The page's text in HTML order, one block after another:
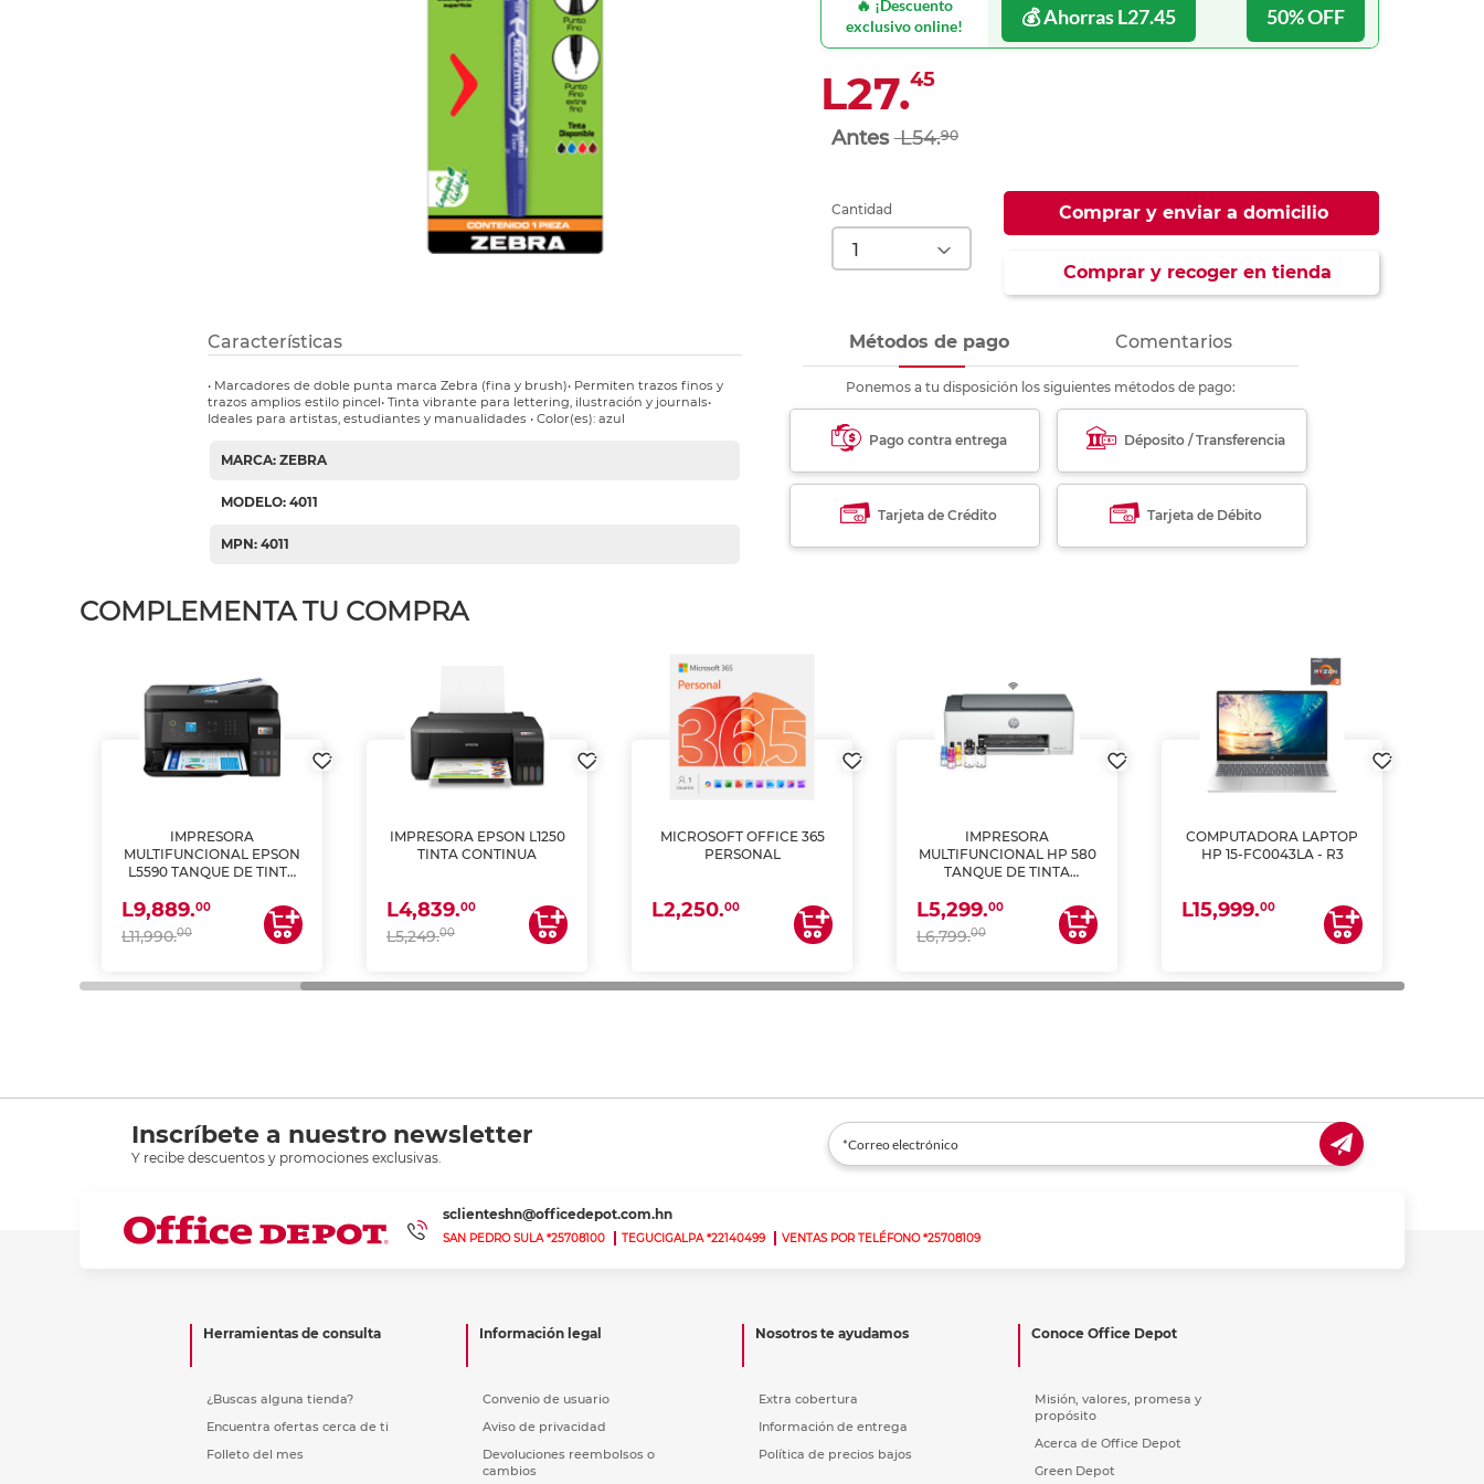
Ver más
Ver más
Ver más
Etiquetas inkjet y láser
Refuerzos para carpeta
Ver más
Ver más
Ver más
Ver más
🔥 ¡Descuento
exclusivo online!
💰 Ahorras L27.45 50% OFF
L27.45
L54.90
Cantidad Comprar y enviar a domicilio
Comprar y recoger en tienda
Características
• Marcadores de doble punta marca Zebra (fina y brush)• Permiten trazos finos y
trazos amplios estilo pincel• Tinta vibrante para lettering, ilustración y journals•
Ideales para artistas, estudiantes y manualidades • Color(es): azul
MARCA: ZEBRA
MODELO: 4011
MPN: 4011
Métodos de pago Comentarios
Ponemos a tu disposición los siguientes métodos de pago:
Pago contra entrega Déposito / Transferencia
Tarjeta de Crédito Tarjeta de Débito
COMPLEMENTA TU COMPRA
IMPRESORA
MULTIFUNCIONAL EPSON
L5590 TANQUE DE TINTA
ESCANEA)
L9,889.00
L11,990.00
IMPRESORA EPSON L1250
TINTA CONTINUA
L4,839.00
L5,249.00
MICROSOFT OFFICE 365
PERSONAL
L2,250.00
IMPRESORA
MULTIFUNCIONAL HP 580
TANQUE DE TINTA
ESCANEA)
L5,299.00
L6,799.00
COMPUTADORA LAPTOP
HP 15-FC0043LA - R3
L15,999.00
Inscríbete a nuestro newsletter
Y recibe descuentos y promociones exclusivas.
sclienteshn@officedepot.com.hn
SAN PEDRO SULA *25708100 TEGUCIGALPA *22140499 VENTAS POR TELÉFONO *25708109
Herramientas de consulta
¿Buscas alguna tienda?
Encuentra ofertas cerca de ti
Folleto del mes
Información legal
Convenio de usuario
Aviso de privacidad
Devoluciones reembolsos o
cambios
Nosotros te ayudamos
Extra cobertura
Información de entrega
Política de precios bajos
Conoce Office Depot
Misión, valores, promesa y
propósito
Acerca de Office Depot
Green Depot